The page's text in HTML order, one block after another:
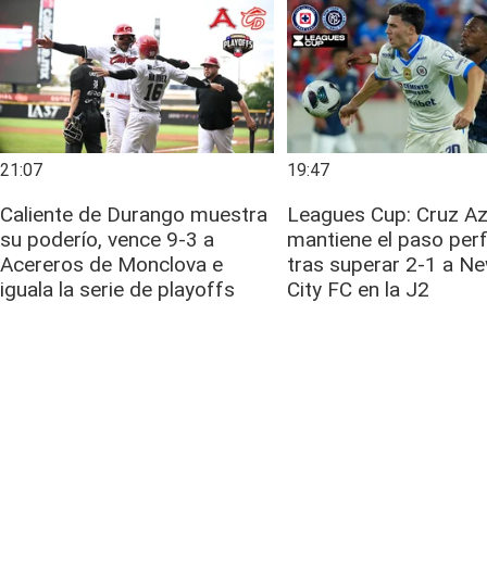
21:07
Caliente de Durango muestra
su poderío, vence 9-3 a
Acereros de Monclova e
iguala la serie de playoffs
19:47
Leagues Cup: Cruz
mantiene el paso
tras superar 2-1 a
City FC en la J2